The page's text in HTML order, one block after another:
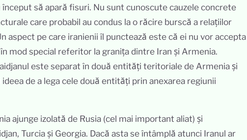
să apară fisuri. Nu sunt cunoscute cauzele concrete
care probabil au condus la o răcire burscă a relațiilor
aspect pe care iranienii îl punctează este că ei nu vor accepta
mod special referitor la granița dintre Iran și Armenia.
este separat în două entități teritoriale de Armenia și
de a lega cele două entități prin anexarea regiunii
ajunge izolată de Rusia (cel mai important aliat) și
Turcia și Georgia. Dacă asta se întâmplă atunci Iranul ar